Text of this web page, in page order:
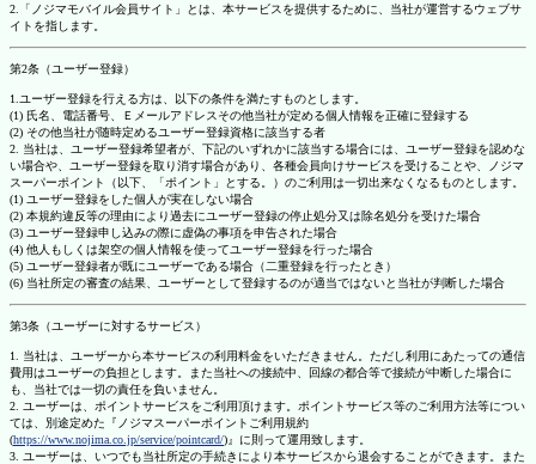
2.「ノジマモバイル会員サイト」とは、本サービスを提供するために、当社が運営するウェブサ
イトを指します。
第2条（ユーザー登録）
1.ユーザー登録を行える方は、以下の条件を満たすものとします。
(1) 氏名、電話番号、Ｅメールアドレスその他当社が定める個人情報を正確に登録する
(2) その他当社が随時定めるユーザー登録資格に該当する者
2. 当社は、ユーザー登録希望者が、下記のいずれかに該当する場合には、ユーザー登録を認めな
い場合や、ユーザー登録を取り消す場合があり、各種会員向けサービスを受けることや、ノジマ
スーパーポイント（以下、「ポイント」とする。）のご利用は一切出来なくなるものとします。
(1) ユーザー登録をした個人が実在しない場合
(2) 本規約違反等の理由により過去にユーザー登録の停止処分又は除名処分を受けた場合
(3) ユーザー登録申し込みの際に虚偽の事項を申告された場合
(4) 他人もしくは架空の個人情報を使ってユーザー登録を行った場合
(5) ユーザー登録者が既にユーザーである場合（二重登録を行ったとき）
(6) 当社所定の審査の結果、ユーザーとして登録するのが適当ではないと当社が判断した場合
第3条（ユーザーに対するサービス）
1. 当社は、ユーザーから本サービスの利用料金をいただきません。ただし利用にあたっての通信
費用はユーザーの負担とします。また当社への接続中、回線の都合等で接続が中断した場合に
も、当社では一切の責任を負いません。
2. ユーザーは、ポイントサービスをご利用頂けます。ポイントサービス等のご利用方法等につい
ては、別途定めた『ノジマスーパーポイントご利用規約
(https://www.nojima.co.jp/service/pointcard/)』に則って運用致します。
3. ユーザーは、いつでも当社所定の手続きにより本サービスから退会することができます。また